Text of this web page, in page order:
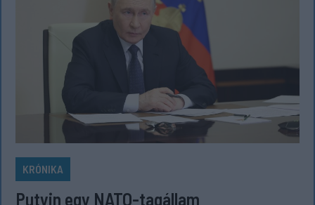
KRÓNIKA
Putyin egy NATO-tagállam